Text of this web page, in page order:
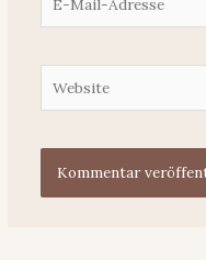
Mail-
Adresse